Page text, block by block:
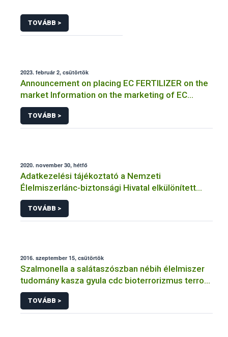
TOVÁBB >
2023. február 2, csütörtök
Announcement on placing EC FERTILIZER on the
market Information on the marketing of EC
FERTILIZER and the application for a certificate
TOVÁBB >
2020. november 30, hétfő
Adatkezelési tájékoztató a Nemzeti
Élelmiszerlánc-biztonsági Hivatal elkülönített
visszaélés-bejelentési rendszerhez kapcsolódó
adatkezeléséhez
TOVÁBB >
2016. szeptember 15, csütörtök
Szalmonella a salátaszószban nébih élelmiszer
tudomány kasza gyula cdc bioterrorizmus terror
lépfene
TOVÁBB >